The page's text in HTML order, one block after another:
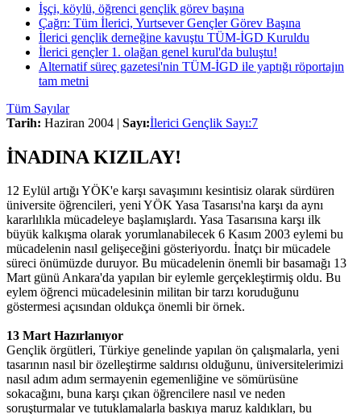
İşçi, köylü, öğrenci gençlik görev başına
Çağrı: Tüm İlerici, Yurtsever Gençler Görev Başına
İlerici gençlik derneğine kavuştu TÜM-İGD Kuruldu
İlerici gençler 1. olağan genel kurul'da buluştu!
Alternatif süreç gazetesi'nin TÜM-İGD ile yaptığı röportajın
tam metni
Tüm Sayılar
Tarih: Haziran 2004 | Sayı:İlerici Gençlik Sayı:7
İNADINA KIZILAY!
12 Eylül artığı YÖK'e karşı savaşımını kesintisiz olarak sürdüren
üniversite öğrencileri, yeni YÖK Yasa Tasarısı'na karşı da aynı
kararlılıkla mücadeleye başlamışlardı. Yasa Tasarısına karşı ilk
büyük kalkışma olarak yorumlanabilecek 6 Kasım 2003 eylemi bu
mücadelenin nasıl gelişeceğini gösteriyordu. İnatçı bir mücadele
süreci önümüzde duruyor. Bu mücadelenin önemli bir basamağı 13
Mart günü Ankara'da yapılan bir eylemle gerçekleştirmiş oldu. Bu
eylem öğrenci mücadelesinin militan bir tarzı koruduğunu
göstermesi açısından oldukça önemli bir örnek.
13 Mart Hazırlanıyor
Gençlik örgütleri, Türkiye genelinde yapılan ön çalışmalarla, yeni
tasarının nasıl bir özelleştirme saldırısı olduğunu, üniversitelerimizi
nasıl adım adım sermayenin egemenliğine ve sömürüsüne
sokacağını, buna karşı çıkan öğrencilere nasıl ve neden
soruşturmalar ve tutuklamalarla baskıya maruz kaldıkları, bu